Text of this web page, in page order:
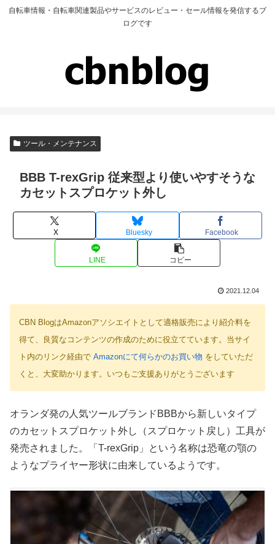
自転車情報・自転車関連製品やサービスのレビュー・セール情報を発信するブ
ログです
ツール・メンテナンス
BBB T-rexGrip 従来型より使いやすそうな
カセットスプロケット外し
X Bluesky Facebook
LINE コピー
2021.12.04
CBN BlogはAmazonアソシエイトとして適格販売により紹介料を
得て、良質なコンテンツの作成のために役立てています。当サイ
ト内のリンク経由で Amazonにて何らかのお買い物 をしていただ
くと、大変助かります。いつもご支援ありがとうございます
オランダ発の人気ツールブランドBBBから新しいタイプ
のカセットスプロケット外し（スプロケット戻し）工具が
発売されました。「T-rexGrip」という名称は恐竜の顎の
ようなプライヤー形状に由来しているようです。